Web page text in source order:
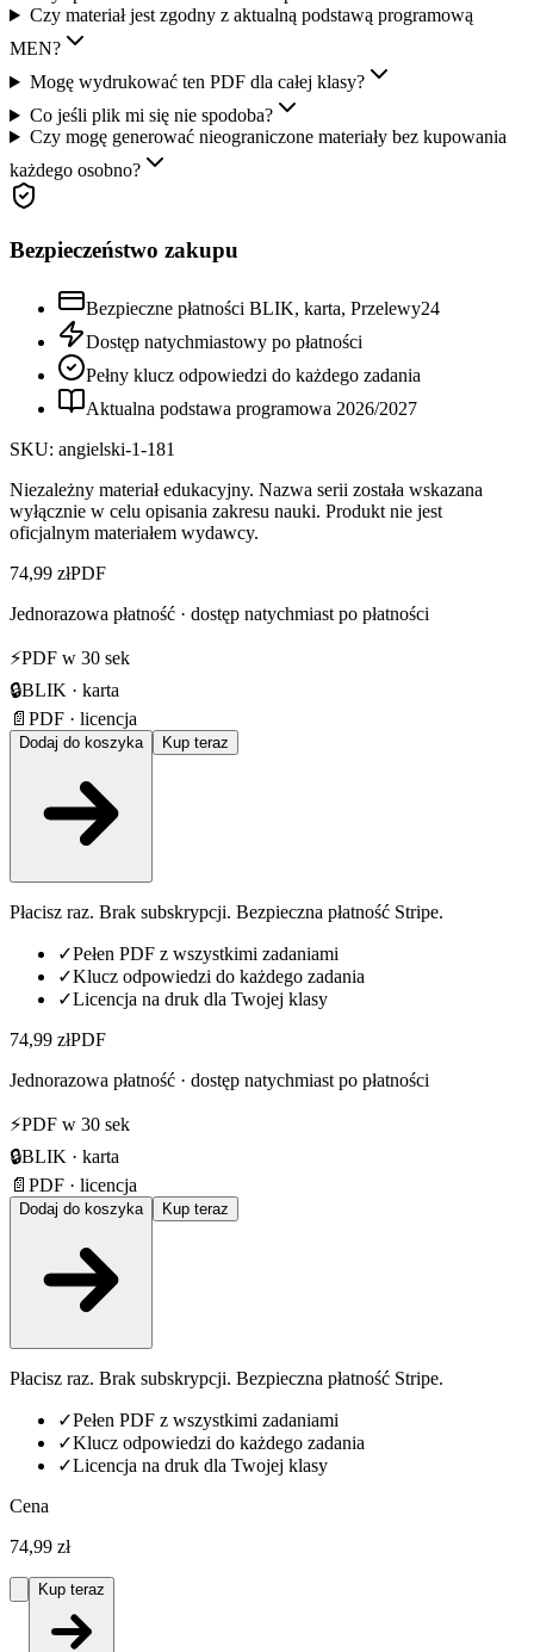
Czy materiał jest zgodny z aktualną podstawą programową
MEN?
Mogę wydrukować ten PDF dla całej klasy?
Co jeśli plik mi się nie spodoba?
Czy mogę generować nieograniczone materiały bez kupowania
każdego osobno?
Bezpieczeństwo zakupu
Bezpieczne płatności BLIK, karta, Przelewy24
Dostęp natychmiastowy po płatności
Pełny klucz odpowiedzi do każdego zadania
Aktualna podstawa programowa 2026/2027
SKU: angielski-1-181
Niezależny materiał edukacyjny. Nazwa serii została wskazana
wyłącznie w celu opisania zakresu nauki. Produkt nie jest
oficjalnym materiałem wydawcy.
74,99 złPDF
Jednorazowa płatność · dostęp natychmiast po płatności
⚡PDF w 30 sek
🔒BLIK · karta
📄 PDF · licencja
Dodaj do koszyka Kup teraz
Płacisz raz. Brak subskrypcji. Bezpieczna płatność Stripe.
✓Pełen PDF z wszystkimi zadaniami
✓Klucz odpowiedzi do każdego zadania
✓Licencja na druk dla Twojej klasy
74,99 złPDF
Jednorazowa płatność · dostęp natychmiast po płatności
⚡PDF w 30 sek
🔒BLIK · karta
📄 PDF · licencja
Dodaj do koszyka Kup teraz
Płacisz raz. Brak subskrypcji. Bezpieczna płatność Stripe.
✓Pełen PDF z wszystkimi zadaniami
✓Klucz odpowiedzi do każdego zadania
✓Licencja na druk dla Twojej klasy
Cena
74,99 zł
Kup teraz